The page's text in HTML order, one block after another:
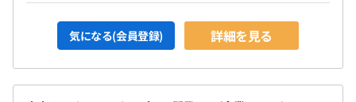
気になる(会員登録) 詳細を見る